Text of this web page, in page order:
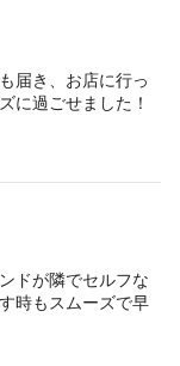
届き、お店に行っ
に過ごせました！
ドが隣でセルフな
時もスムーズで早